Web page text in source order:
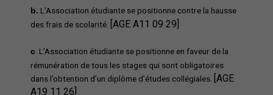
b. L’Association étudiante se positionne contre la hausse
des frais de scolarité.
[AGE A11 09 29]
c . L’Association étudiante se positionne en faveur de la
rémunération de tous les stages qui sont obligatoires
dans l’obtention d’un diplôme d’études collégiales.
[AGE
A19 11 26]